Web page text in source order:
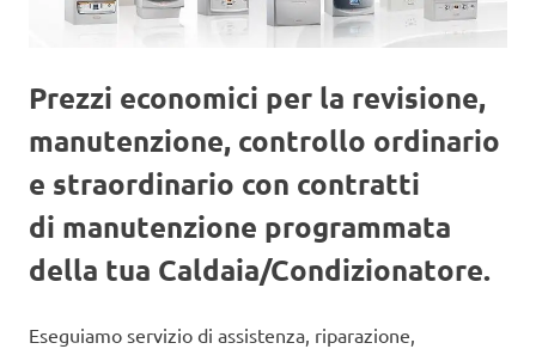
Prezzi economici per la revisione,
manutenzione, controllo ordinario
e straordinario con contratti
di manutenzione programmata
della tua Caldaia/Condizionatore.
Eseguiamo servizio di assistenza, riparazione,